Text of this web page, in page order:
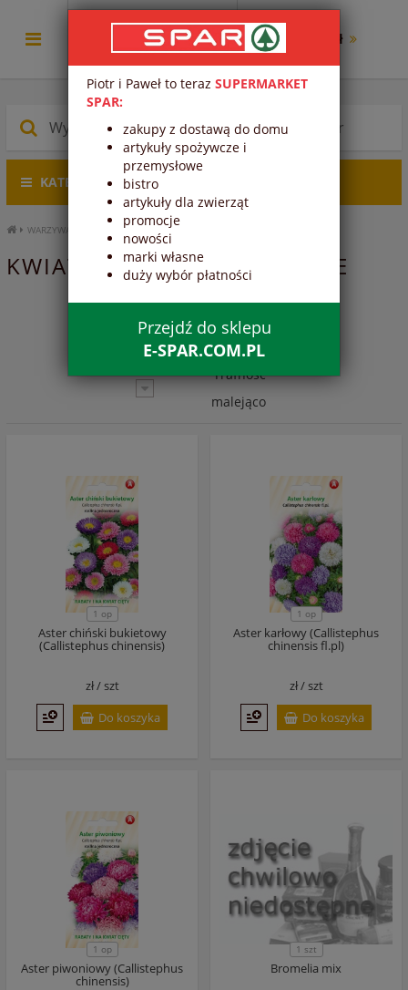
0.00 zł
KATEGORIE PRODUKTÓW
WARZYWA I OWOCE KWIATY
KWIATY - WARZYWA I OWOCE
1 2 3
Trafność
malejąco
1 op
Aster chiński bukietowy
(Callistephus chinensis)
zł /szt
Do koszyka
1 op
Aster karłowy (Callistephus
chinensis fl.pl)
zł /szt
Do koszyka
1 op
Aster piwoniowy (Callistephus
chinensis)
1 szt
Bromelia mix
Piotr i Paweł to teraz SUPERMARKET
SPAR:
zakupy z dostawą do domu
artykuły spożywcze i
przemysłowe
bistro
artykuły dla zwierząt
promocje
nowości
marki własne
duży wybór płatności
Przejdź do sklepu
E-SPAR.COM.PL